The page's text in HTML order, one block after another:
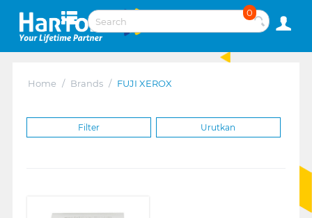
0
Home / Brands / FUJI XEROX
Filter Urutkan